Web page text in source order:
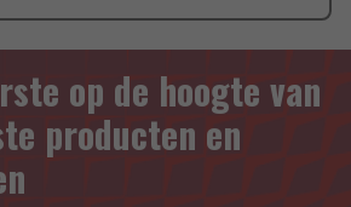
op de hoogte van
producten en